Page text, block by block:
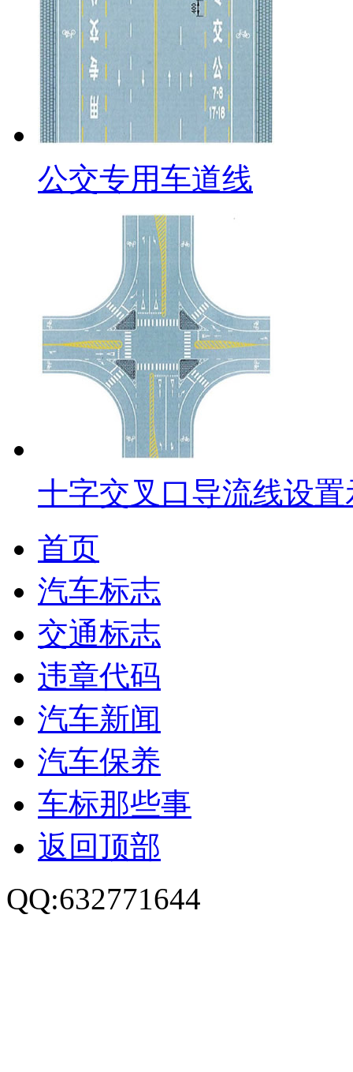
公交专用车道线
十字交叉口导流线设置
首页
汽车标志
交通标志
违章代码
汽车新闻
汽车保养
车标那些事
返回顶部
QQ:632771644